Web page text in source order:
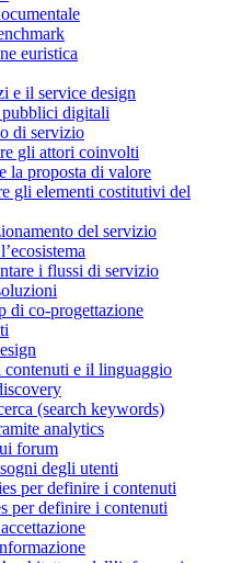
euristica
e il service design
pubblici digitali
di servizio
gli attori coinvolti
la proposta di valore
gli elementi costitutivi del
del servizio
i flussi di servizio
di co-progettazione
contenuti e il linguaggio
(search keywords)
analytics
forum
degli utenti
per definire i contenuti
per definire i contenuti